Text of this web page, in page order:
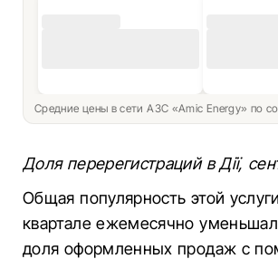
Средние цены в сети АЗС «Amic Energy» по
Доля перерегистраций в Дії,
Общая популярность этой
квартале ежемесячно
доля оформленных продаж с